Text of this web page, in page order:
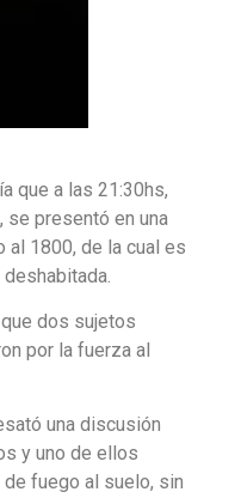
que a las 21:30hs,
se presentó en una
al 1800, de la cual es
dos sujetos
por la fuerza al
una discusión
y uno de ellos
fuego al suelo, sin